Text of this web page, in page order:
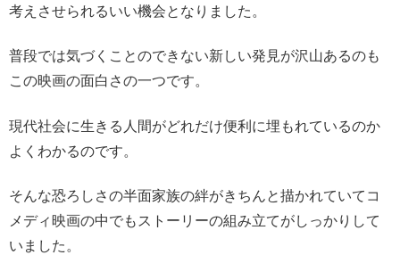
考えさせられるいい機会となりました。
普段では気づくことのできない新しい発見が沢山あるのも
この映画の面白さの一つです。
現代社会に生きる人間がどれだけ便利に埋もれているのか
よくわかるのです。
そんな恐ろしさの半面家族の絆がきちんと描かれていてコ
メディ映画の中でもストーリーの組み立てがしっかりして
いました。